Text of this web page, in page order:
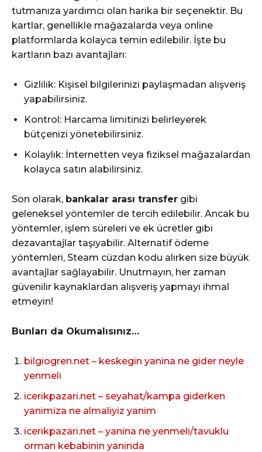
tutmanıza yardımcı olan harika bir seçenektir. Bu
kartlar, genellikle mağazalarda veya online
platformlarda kolayca temin edilebilir. İşte bu
kartların bazı avantajları:
Gizlilik: Kişisel bilgilerinizi paylaşmadan alışveriş
yapabilirsiniz.
Kontrol: Harcama limitinizi belirleyerek
bütçenizi yönetebilirsiniz.
Kolaylık: İnternetten veya fiziksel mağazalardan
kolayca satın alabilirsiniz.
Son olarak, bankalar arası transfer gibi
geleneksel yöntemler de tercih edilebilir. Ancak bu
yöntemler, işlem süreleri ve ek ücretler gibi
dezavantajlar taşıyabilir. Alternatif ödeme
yöntemleri, Steam cüzdan kodu alırken size büyük
avantajlar sağlayabilir. Unutmayın, her zaman
güvenilir kaynaklardan alışveriş yapmayı ihmal
etmeyin!
Bunları da Okumalısınız…
bilgiogren.net – keskegin yanina ne gider neyle
yenmeli
icerikpazari.net – seyahat/kampa giderken
yanimiza ne almaliyiz yanim
icerikpazari.net – yanina ne yenmeli/tavuklu
orman kebabinin yaninda